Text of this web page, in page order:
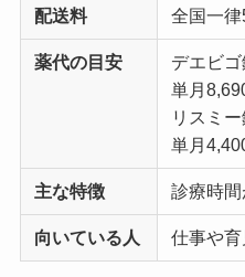
配送料 全国一律
薬代の目安
デエビ
単月
リスミ
単月
主な特徴 診療時
向いている人 仕事や